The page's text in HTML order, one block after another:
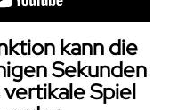
kann die
Sekunden
Spiel